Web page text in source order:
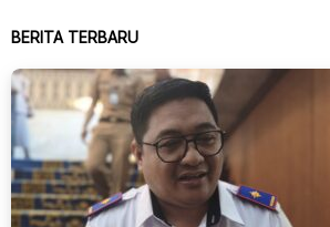
BERITA TERBARU